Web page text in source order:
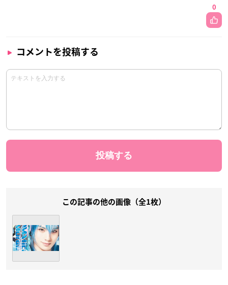
0
コメントを投稿する
この記事の他の画像（全1枚）